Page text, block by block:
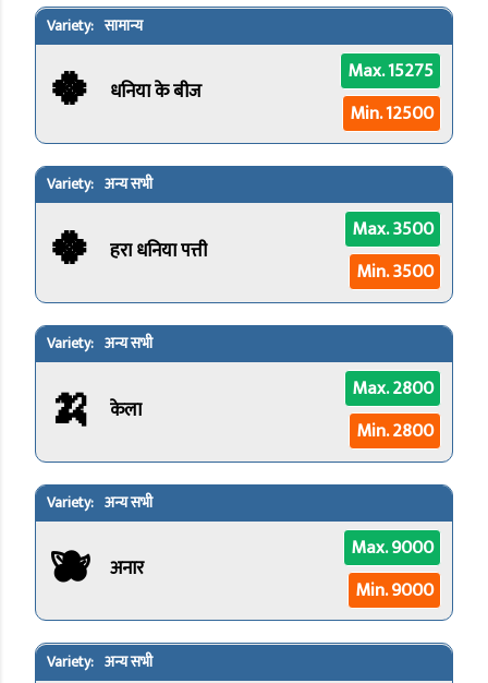
सामान्य
🍀 धनिया के बीज
Max. 15275
Min. 12500
अन्य सभी
🍀 हरा धनिया पत्ती
Max. 3500
Min. 3500
अन्य सभी
🍌 केला
Max. 2800
Min. 2800
अन्य सभी
🫐 अनार
Max. 9000
Min. 9000
अन्य सभी